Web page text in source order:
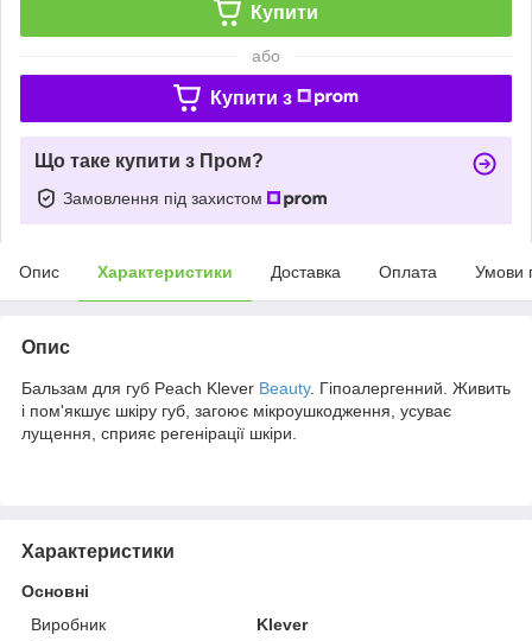
Купити
або
Купити з
Що таке купити з Пром?
Замовлення під захистом
Опис Характеристики Доставка Оплата Умови
Опис
Бальзам для губ Peach Klever Beauty. Гіпоалергенний. Живить
і пом'якшує шкіру губ, загоює мікроушкодження, усуває
лущення, сприяє регенірації шкіри.
Характеристики
Основні
Виробник
Klever